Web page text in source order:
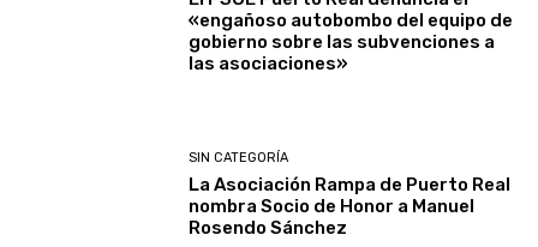
«engañoso autobombo del equipo de
gobierno sobre las subvenciones a
las asociaciones»
SIN CATEGORÍA
La Asociación Rampa de Puerto Real
nombra Socio de Honor a Manuel
Rosendo Sánchez